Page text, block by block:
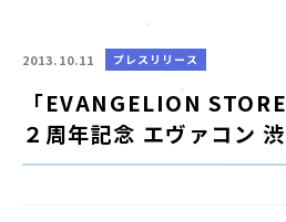
IR
RECRUIT
2013.10.11 プレスリリース
「EVANGELION
２周年記念 エヴァコン